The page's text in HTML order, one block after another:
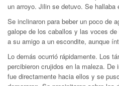
un arroyo. Jilin se detuvo. Se hallaba
Se inclinaron para beber un poco de
galope de los caballos y las voces
a su amigo a un escondite, aunque
Lo demás ocurrió rápidamente. Los
percibieron crujidos en la maleza. De
fue directamente hacia ellos y se